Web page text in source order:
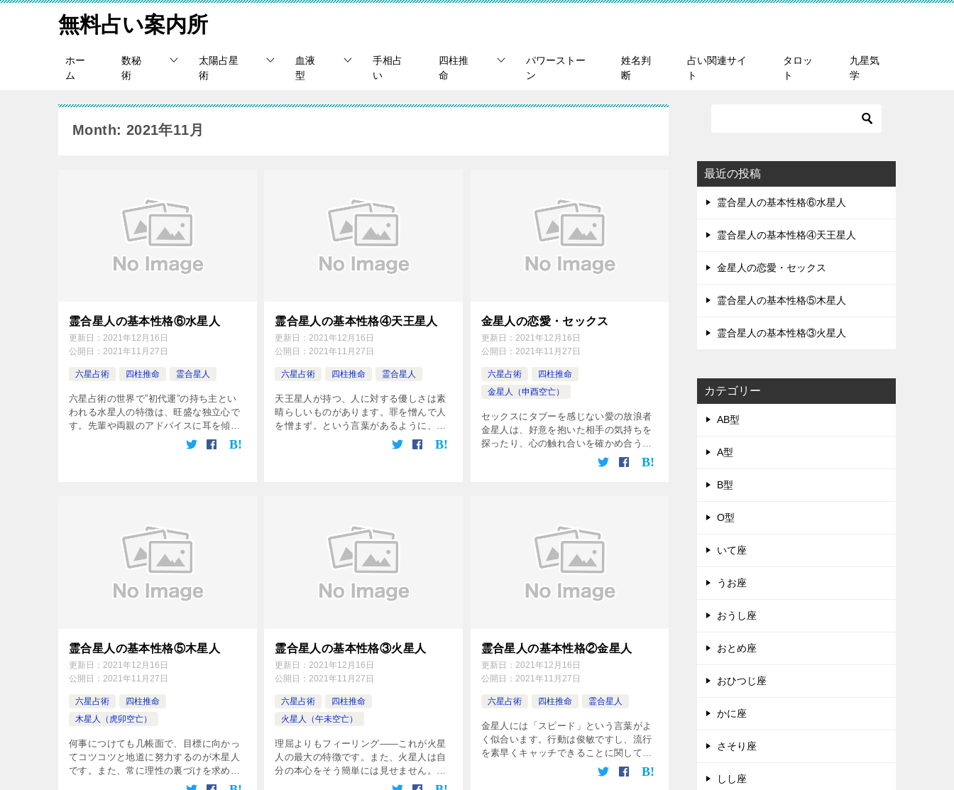
無料占い案内所
ホー
ム
数秘
術
太陽占星
術
血液
型
手相占
い
四柱推
命
パワーストー
ン
姓名判
断
占い関連サイ
ト
タロッ
ト
九星気
学
Month: 2021年11月
霊合星人の基本性格⑥水星人
更新日： 2021年12月16日
公開日： 2021年11月27日
六星占術 四柱推命 霊合星人
六星占術の世界で”初代運”の持ち主とい
われる水星人の特徴は、旺盛な独立心で
す。先輩や両親のアドバイスに耳を傾け
ることは傾けるのですが、最後の結論は
かならず自分ひとりで出します。周りで
霊合星人の基本性格④天王星人
更新日：2021年12月16日
公開日：2021年11月27日
六星占術 四柱推命 霊合星人
天王星人が持つ、人に対する優しさは素
晴らしいものがあります。罪を憎んで人
を憎まず。という言葉があるように、天
王星人に出会うと、どんな悪人でもその
包容力に心を惹かれることでしょう。た
金星人の恋愛・セックス
更新日： 2021年12月16日
公開日： 2021年11月27日
六星占術
四柱推命
金星人（申酉空亡）
セックスにタブーを感じない愛の放浪者
金星人は、好意を抱いた相手の気持ちを
探ったり、心の触れ合いを確かめ合うと
いう精神的な結びつきや恋愛のプロセス
に、あまり価値を見出しません。それよ
霊合星人の基本性格⑤木星人
更新日： 2021年12月16日
公開日： 2021年11月27日
六星占術
四柱推命
木星人（虎卯空亡）
何事につけても几帳面で、目標に向かっ
てコツコツと地道に努力するのが木星人
です。また、常に理性の裏づけを求め、
けっして一時の感情で軽はずみな行動に
霊合星人の基本性格③火星人
更新日： 2021年12月16日
公開日： 2021年11月27日
六星占術
四柱推命
火星人（午未空亡）
理屈よりもフィーリング――これが火星
人の最大の特徴です。また、火星人は自
分の本心をそう簡単には見せません。他
人が何と言おうが、自分自身の世界をと
霊合星人の基本性格②金星人
更新日： 2021年12月16日
公開日： 2021年11月27日
六星占術 四柱推命 霊合星人
金星人には「スピード」という言葉がよ
く似合います。行動は俊敏ですし、流行
を素早くキャッチできることに関して
も、金星人の右に出る星人はいません。
また、自由主義者で合理主義者ですか
最近の投稿
霊合星人の基本性格⑥水星人
霊合星人の基本性格④天王星人
金星人の恋愛・セックス
霊合星人の基本性格⑤木星人
霊合星人の基本性格③火星人
カテゴリー
AB型
A型
B型
O型
いて座
うお座
おうし座
おとめ座
おひつじ座
かに座
さそり座
しし座